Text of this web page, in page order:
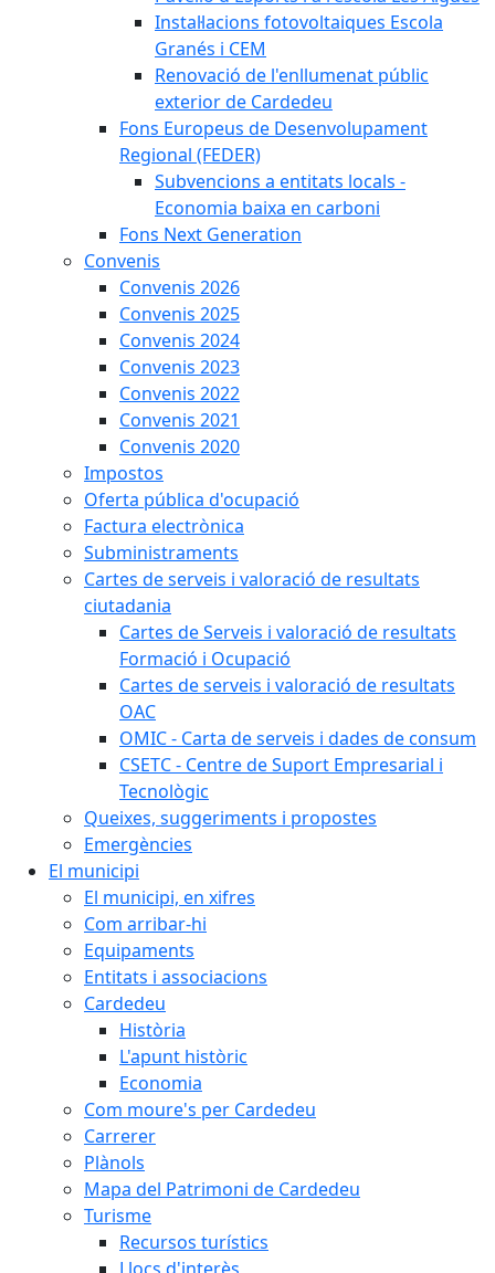
Instal·lacions fotovoltaiques Escola
Granés i CEM
Renovació de l'enllumenat públic
exterior de Cardedeu
Fons Europeus de Desenvolupament
Regional (FEDER)
Subvencions a entitats locals -
Economia baixa en carboni
Fons Next Generation
Convenis
Convenis 2026
Convenis 2025
Convenis 2024
Convenis 2023
Convenis 2022
Convenis 2021
Convenis 2020
Impostos
Oferta pública d'ocupació
Factura electrònica
Subministraments
Cartes de serveis i valoració de resultats
ciutadania
Cartes de Serveis i valoració de resultats
Formació i Ocupació
Cartes de serveis i valoració de resultats
OAC
OMIC - Carta de serveis i dades de consum
CSETC - Centre de Suport Empresarial i
Tecnològic
Queixes, suggeriments i propostes
Emergències
El municipi
El municipi, en xifres
Com arribar-hi
Equipaments
Entitats i associacions
Cardedeu
Història
L'apunt històric
Economia
Com moure's per Cardedeu
Carrerer
Plànols
Mapa del Patrimoni de Cardedeu
Turisme
Recursos turístics